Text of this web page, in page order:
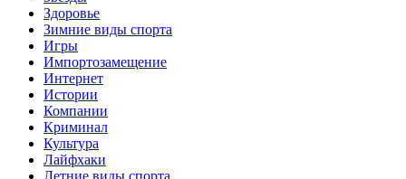
Здоровье
Зимние виды спорта
Игры
Импортозамещение
Интернет
Истории
Компании
Криминал
Культура
Лайфхаки